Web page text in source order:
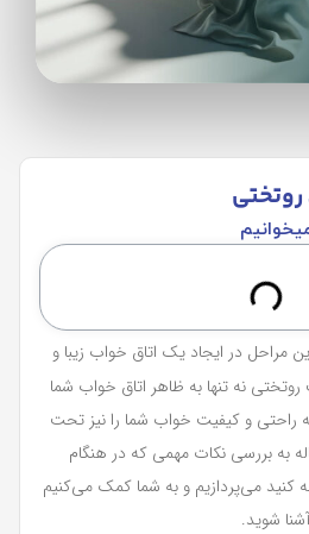
مراحل در ایجاد یک اتاق خواب زیبا و
نه تنها به ظاهر اتاق خواب شما
و کیفیت خواب شما را نیز تحت
به بررسی نکات مهمی که در هنگام
کنید می‌پردازیم و به شما کمک می‌کنیم
شوید.